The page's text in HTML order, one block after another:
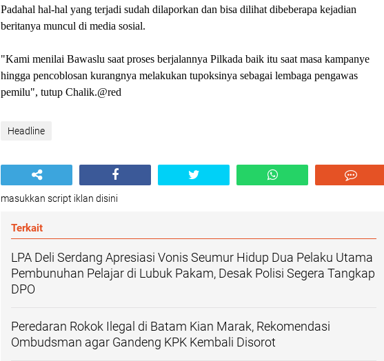
Padahal hal-hal yang terjadi sudah dilaporkan dan bisa dilihat dibeberapa kejadian
beritanya muncul di media sosial.
"Kami menilai Bawaslu saat proses berjalannya Pilkada baik itu saat masa kampanye
hingga pencoblosan kurangnya melakukan tupoksinya sebagai lembaga pengawas
pemilu", tutup Chalik.@red
Headline
masukkan script iklan disini
Terkait
LPA Deli Serdang Apresiasi Vonis Seumur Hidup Dua Pelaku Utama
Pembunuhan Pelajar di Lubuk Pakam, Desak Polisi Segera Tangkap
DPO
Peredaran Rokok Ilegal di Batam Kian Marak, Rekomendasi
Ombudsman agar Gandeng KPK Kembali Disorot